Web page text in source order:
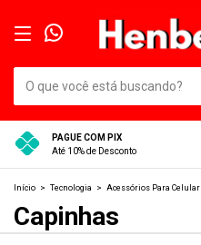
PAGUE COM PIX
Até 10% de Desconto
Início > Tecnologia > Acessórios Para Celular
Capinhas